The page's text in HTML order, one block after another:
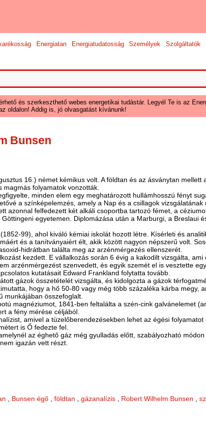
Energiatan Energiatudatosság Személyek Szolgáltatók
és szerkeszthető webes energetikai tudástár. Legyél Te is az
oldalon! Addig is, jó olvasgatást kívánunk!
Bunsen
16.) német kémikus volt. A földtan és az ásványtan mellett
folyamatok vonzották.
minden elem egy meghatározott hullámhosszú fényt
a színképelemzés, amely a Nap és a csillagok vizsgálatának
azonnal felfedezett két alkáli csoportba tartozó fémet, a
egyetemen. Diplomázása után a Marburgi, a Breslaui
99), ahol kiváló kémiai iskolát hozott létre. Kísérleti és
és a tanítványaiért élt, akik között nagyon népszerű volt.
hidrátban találta meg az arzénmérgezés ellenszerét.
kezdett. E vállalkozás során 6 évig a kakodilt vizsgálta, ami
arzénmérgezést szenvedett, és egyik szemét el is vesztette
kutatásait Edward Frankland folytatta tovább.
gázok összetételét vizsgálta, és kidolgozta a gázok
hogy a hő 50-80 vagy még több százaléka kárba megy,
munkájában összefoglalt.
magnéziumot, 1841-ben feltalálta a szén-cink galvánelemet
a fény mérése céljából.
amivel a tüzelőberendezésekben lehet az égési folyamatot
is Ő fedezte fel.
az éghető gáz még gyulladás előtt, szabályozható
igazán vett részt.
, Bunsen égő ,földtan ,gázanalízis , Robert Wilhelm Bunsen ,